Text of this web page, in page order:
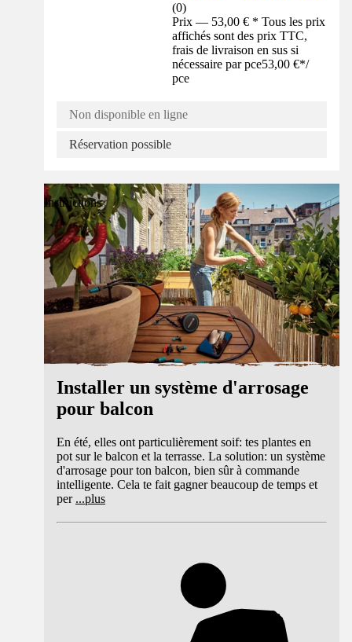
(0)
Prix — 53,00 € * Tous les prix
affichés sont des prix TTC,
frais de livraison en sus si
nécessaire par pce53,00 €*/
pce
Non disponible en ligne
Réservation possible
Instructions
Installer un système d'arrosage
pour balcon
En été, elles ont particulièrement soif: tes plantes en
pot sur le balcon et la terrasse. La solution: un système
d'arrosage pour ton balcon, bien sûr à commande
intelligente. Cela te fait gagner beaucoup de temps et
per ...plus